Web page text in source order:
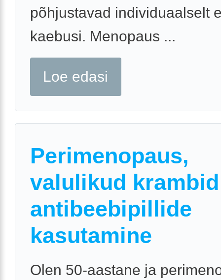
põhjustavad individuaalselt
kaebusi. Menopaus ...
Loe edasi
Perimenopaus,
valulikud
antibeebipillide
kasutamine
Olen 50-aastane ja